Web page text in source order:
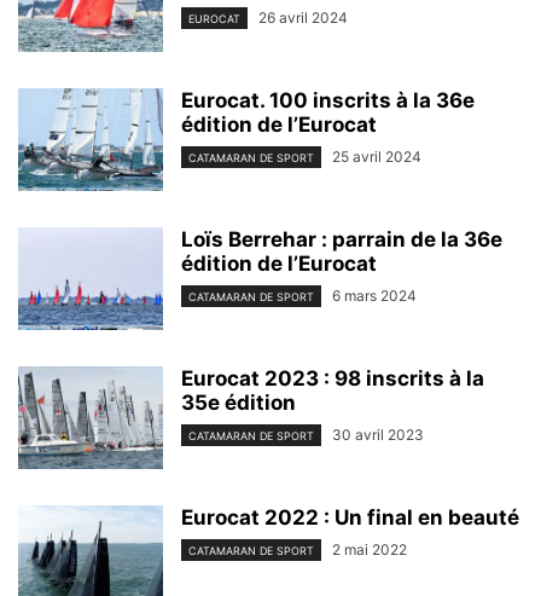
EUROCAT 26 avril 2024
Eurocat. 100 inscrits à la 36e
édition de l’Eurocat
CATAMARAN DE SPORT 25 avril 2024
Loïs Berrehar : parrain de la 36e
édition de l’Eurocat
CATAMARAN DE SPORT 6 mars 2024
Eurocat 2023 : 98 inscrits à la
35e édition
CATAMARAN DE SPORT 30 avril 2023
Eurocat 2022 : Un final en beauté
CATAMARAN DE SPORT 2 mai 2022